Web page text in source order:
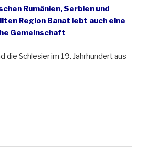
Rumänien, Serbien und
Region Banat lebt auch eine
Gemeinschaft
die Schlesier im 19. Jahrhundert aus